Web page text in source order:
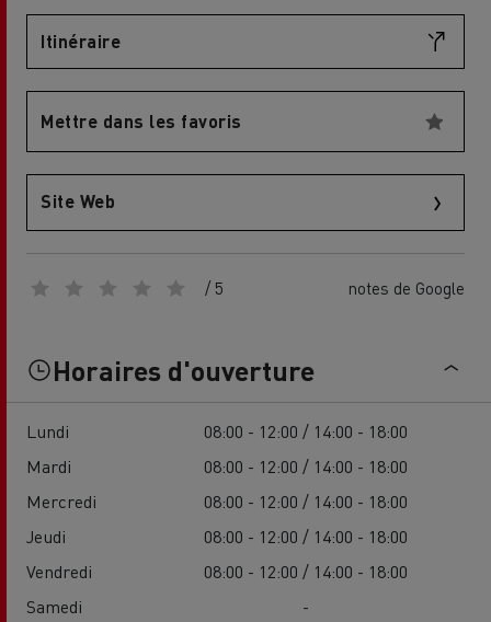
Itinéraire
Mettre dans les favoris
Site Web
/ 5 notes de Google
Horaires d'ouverture
Lundi
08:00 - 12:00 / 14:00 - 18:00
Mardi
08:00 - 12:00 / 14:00 - 18:00
Mercredi
08:00 - 12:00 / 14:00 - 18:00
Jeudi
08:00 - 12:00 / 14:00 - 18:00
Vendredi
08:00 - 12:00 / 14:00 - 18:00
Samedi
-